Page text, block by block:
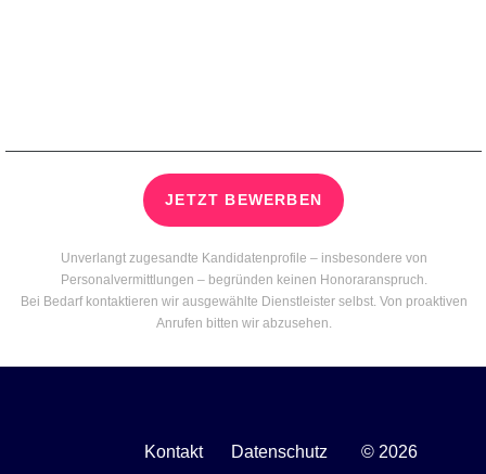
JETZT BEWERBEN
Unverlangt zugesandte Kandidatenprofile – insbesondere von
Personalvermittlungen – begründen keinen Honoraranspruch.
Bei Bedarf kontaktieren wir ausgewählte Dienstleister selbst. Von proaktiven
Anrufen bitten wir abzusehen.
Kontakt
Datenschutz
© 2026